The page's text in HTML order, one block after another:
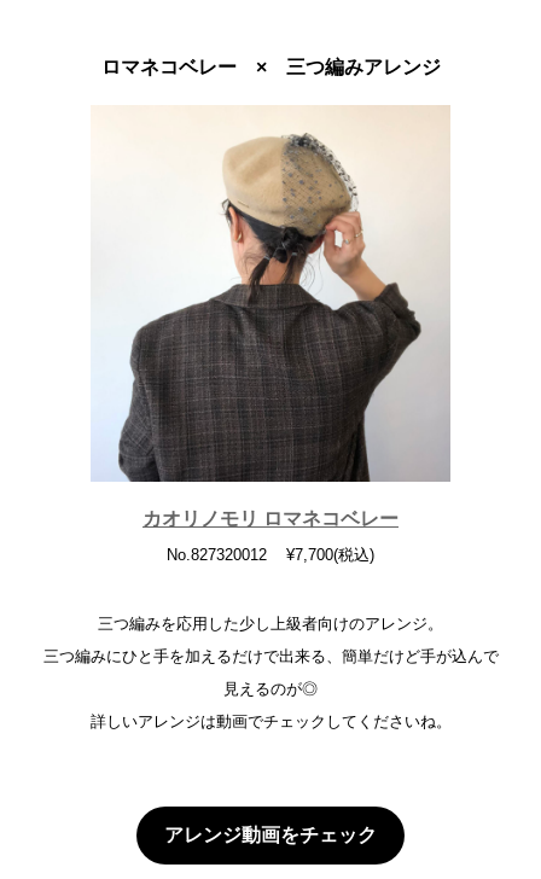
ロマネコベレー × 三つ編みアレンジ
カオリノモリ ロマネコベレー
No.827320012 ¥7,700(税込)
三つ編みを応用した少し上級者向けのアレンジ。
三つ編みにひと手を加えるだけで出来る、簡単だけど手が込んで
見えるのが◎
詳しいアレンジは動画でチェックしてくださいね。
アレンジ動画をチェック